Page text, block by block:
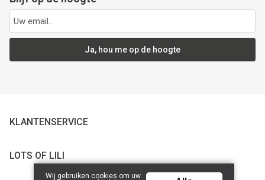
Ja, hou me op de hoogte
KLANTENSERVICE
LOTS OF LILI
Wij gebruiken cookies om uw